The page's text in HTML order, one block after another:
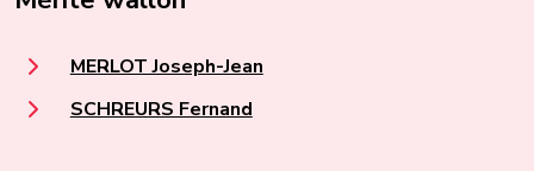
MERLOT Joseph-Jean
SCHREURS Fernand